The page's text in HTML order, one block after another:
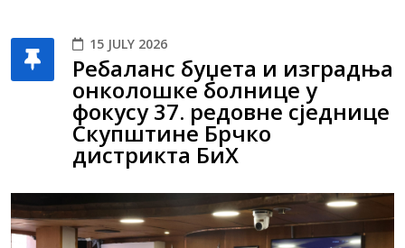
15 JULY 2026
Ребаланс буџета и изградња
онколошке болнице у
фокусу 37. редовне сједнице
Скупштине Брчко
дистрикта БиХ